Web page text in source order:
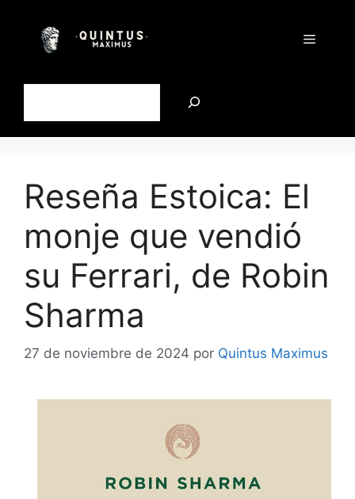
contenido
Menú
Reseña Estoica: El
monje que vendió
su Ferrari, de Robin
Sharma
27 de noviembre de 2024 por Quintus Maximus